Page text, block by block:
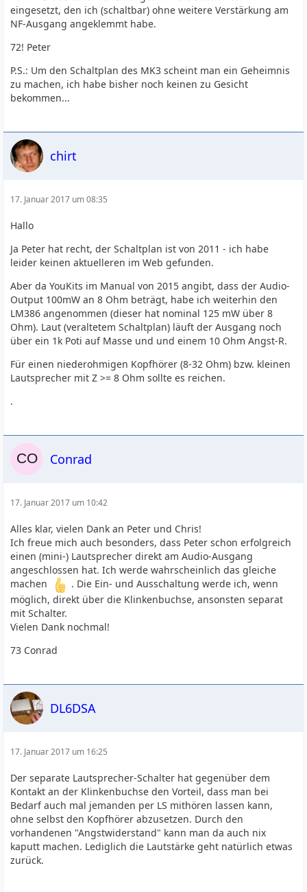
eingesetzt, den ich (schaltbar) ohne weitere Verstärkung am
NF-Ausgang angeklemmt habe.
72! Peter
P.S.: Um den Schaltplan des MK3 scheint man ein Geheimnis
zu machen, ich habe bisher noch keinen zu Gesicht
bekommen...
chirt
17. Januar 2017 um 08:35
Hallo
Ja Peter hat recht, der Schaltplan ist von 2011 - ich habe
leider keinen aktuelleren im Web gefunden.
Aber da YouKits im Manual von 2015 angibt, dass der Audio-
Output 100mW an 8 Ohm beträgt, habe ich weiterhin den
LM386 angenommen (dieser hat nominal 125 mW über 8
Ohm). Laut (veraltetem Schaltplan) läuft der Ausgang noch
über ein 1k Poti auf Masse und und einem 10 Ohm Angst-R.
Für einen niederohmigen Kopfhörer (8-32 Ohm) bzw. kleinen
Lautsprecher mit Z >= 8 Ohm sollte es reichen.
.
Conrad
17. Januar 2017 um 10:42
Alles klar, vielen Dank an Peter und Chris!
Ich freue mich auch besonders, dass Peter schon erfolgreich
einen (mini-) Lautsprecher direkt am Audio-Ausgang
angeschlossen hat. Ich werde wahrscheinlich das gleiche
machen
. Die Ein- und Ausschaltung werde ich, wenn
möglich, direkt über die Klinkenbuchse, ansonsten separat
mit Schalter.
Vielen Dank nochmal!
73 Conrad
DL6DSA
17. Januar 2017 um 16:25
Der separate Lautsprecher-Schalter hat gegenüber dem
Kontakt an der Klinkenbuchse den Vorteil, dass man bei
Bedarf auch mal jemanden per LS mithören lassen kann,
ohne selbst den Kopfhörer abzusetzen. Durch den
vorhandenen "Angstwiderstand" kann man da auch nix
kaputt machen. Lediglich die Lautstärke geht natürlich etwas
zurück.